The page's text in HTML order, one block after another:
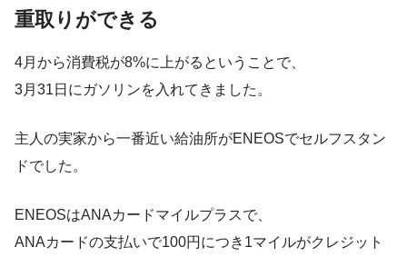
重取りができる
4月から消費税が8%に上がるということで、
3月31日にガソリンを入れてきました。
主人の実家から一番近い給油所がENEOSでセルフスタン
ドでした。
ENEOSはANAカードマイルプラスで、
ANAカードの支払いで100円につき1マイルがクレジット